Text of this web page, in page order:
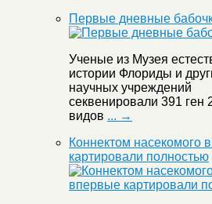
Первые дневные
Ученые из Музея
истории Флориды и
научных учреждений
секвенировали 391 ген
видов ... →
Коннектом насекомого
картировали полностью